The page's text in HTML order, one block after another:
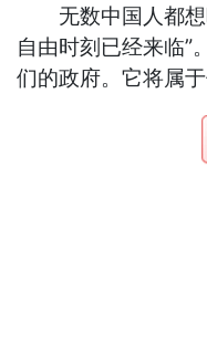
无数中国人都想
自由时刻已经来临”
们的政府。它将属于